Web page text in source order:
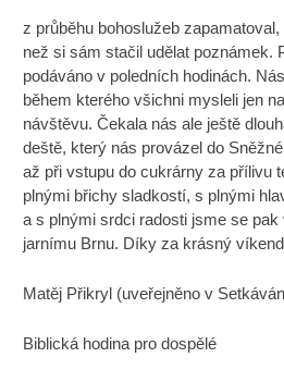
z průběhu bohoslužeb
než si sám stačil udělat poznámek.
podáváno v poledních hodinách.
během kterého všichni mysleli jen
návštěvu. Čekala nás ale ještě
deště, který nás provázel do
až při vstupu do cukrárny za přílivu
plnými břichy sladkostí, s plnými
a s plnými srdci radosti jsme se
jarnímu Brnu. Díky za krásný
Matěj Přikryl (uveřejněno v
Biblická hodina pro dospělé